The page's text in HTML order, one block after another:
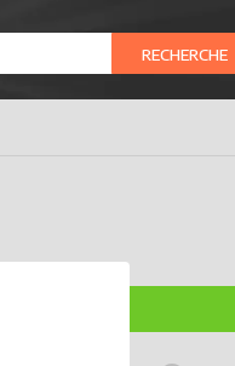
RECHERCHE